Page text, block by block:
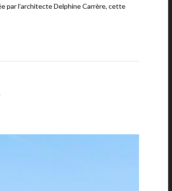
par l’architecte Delphine Carrère, cette